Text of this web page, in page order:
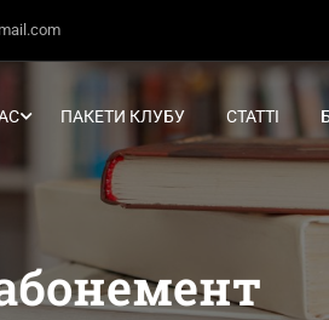
ПАКЕТИ КЛУБУ СТАТТІ